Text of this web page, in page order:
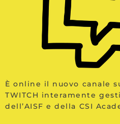
È online il nuovo canale
TWITCH interamente
dell’AISF e della CSI